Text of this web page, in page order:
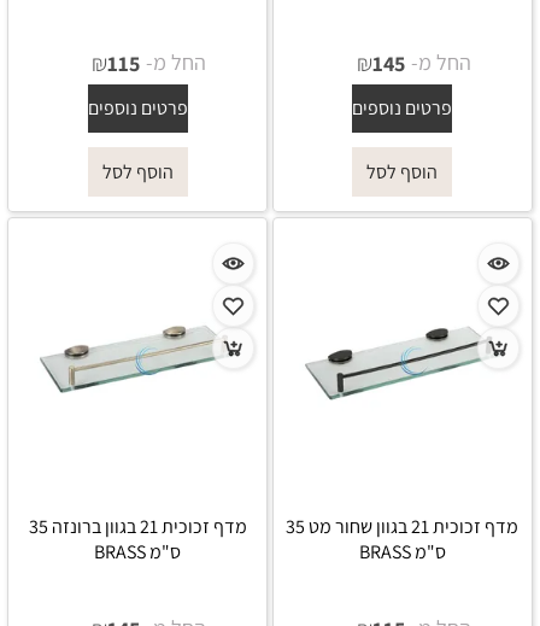
החל מ- ₪145
פרטים נוספים
הוסף לסל
החל מ- ₪115
פרטים נוספים
הוסף לסל
מדף זכוכית 21 בגוון שחור מט 35
ס"מ BRASS
מדף זכוכית 21 בגוון ברונזה 35
ס"מ BRASS